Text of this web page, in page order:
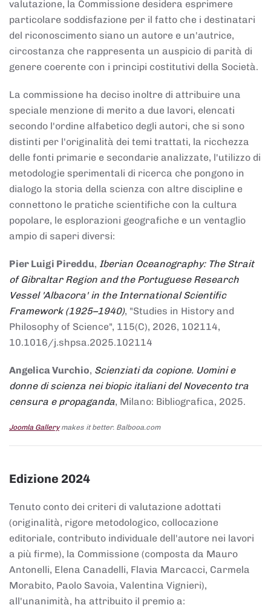
valutazione, la Commissione desidera esprimere
particolare soddisfazione per il fatto che i destinatari
del riconoscimento siano un autore e un'autrice,
circostanza che rappresenta un auspicio di parità di
genere coerente con i principi costitutivi della Società.
La commissione ha deciso inoltre di attribuire una
speciale menzione di merito a due lavori, elencati
secondo l'ordine alfabetico degli autori, che si sono
distinti per l'originalità dei temi trattati, la ricchezza
delle fonti primarie e secondarie analizzate, l'utilizzo di
metodologie sperimentali di ricerca che pongono in
dialogo la storia della scienza con altre discipline e
connettono le pratiche scientifiche con la cultura
popolare, le esplorazioni geografiche e un ventaglio
ampio di saperi diversi:
Pier Luigi Pireddu, Iberian Oceanography: The Strait
of Gibraltar Region and the Portuguese Research
Vessel 'Albacora' in the International Scientific
Framework (1925–1940), "Studies in History and
Philosophy of Science", 115(C), 2026, 102114,
10.1016/j.shpsa.2025.102114
Angelica Vurchio, Scienziati da copione. Uomini e
donne di scienza nei biopic italiani del Novecento tra
censura e propaganda, Milano: Bibliografica, 2025.
Joomla Gallerymakes it better. Balbooa.com
Edizione 2024
Tenuto conto dei criteri di valutazione adottati
(originalità, rigore metodologico, collocazione
editoriale, contributo individuale dell'autore nei lavori
a più firme), la Commissione (composta da Mauro
Antonelli, Elena Canadelli, Flavia Marcacci, Carmela
Morabito, Paolo Savoia, Valentina Vignieri),
all'unanimità, ha attribuito il premio a: